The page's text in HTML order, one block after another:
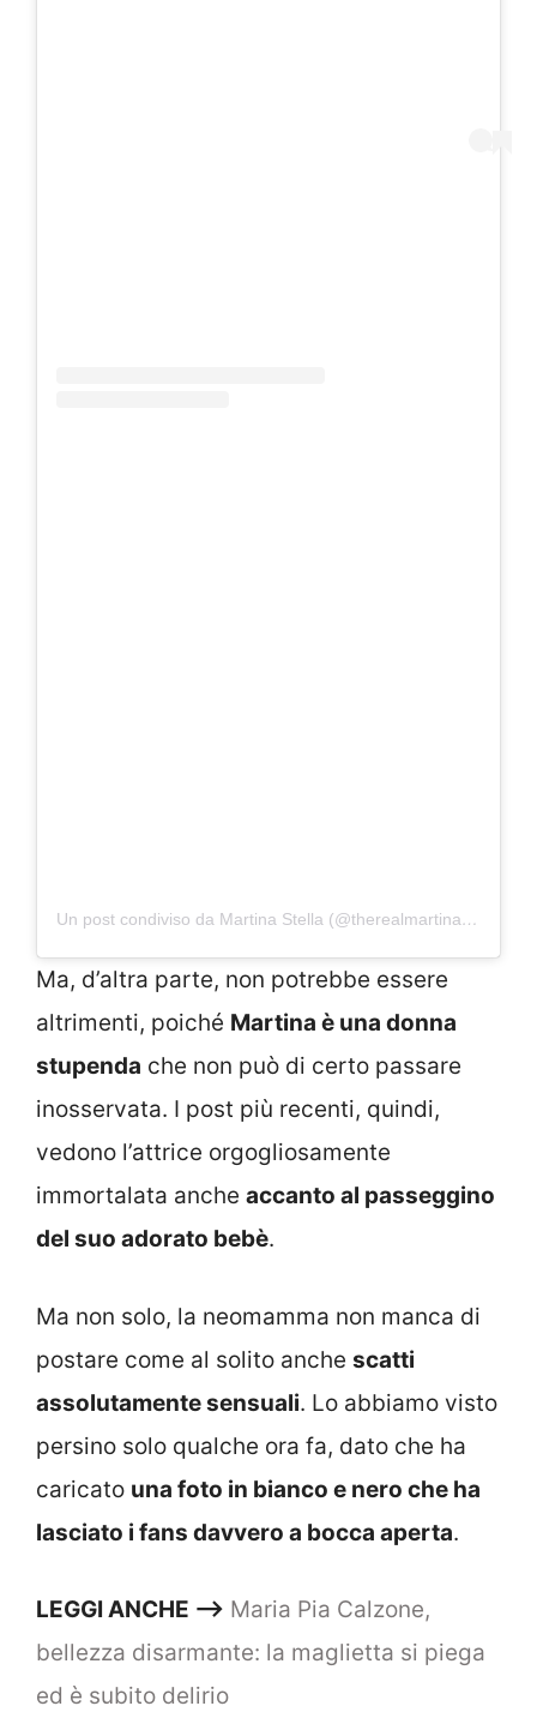
Un post condiviso da Martina Stella (@therealmartinastella)
Ma, d’altra parte, non potrebbe essere
altrimenti, poiché Martina è una donna
stupenda che non può di certo passare
inosservata. I post più recenti, quindi,
vedono l’attrice orgogliosamente
immortalata anche accanto al passeggino
del suo adorato bebè.
Ma non solo, la neomamma non manca di
postare come al solito anche scatti
assolutamente sensuali. Lo abbiamo visto
persino solo qualche ora fa, dato che ha
caricato una foto in bianco e nero che ha
lasciato i fans davvero a bocca aperta.
LEGGI ANCHE –> Maria Pia Calzone,
bellezza disarmante: la maglietta si piega
ed è subito delirio